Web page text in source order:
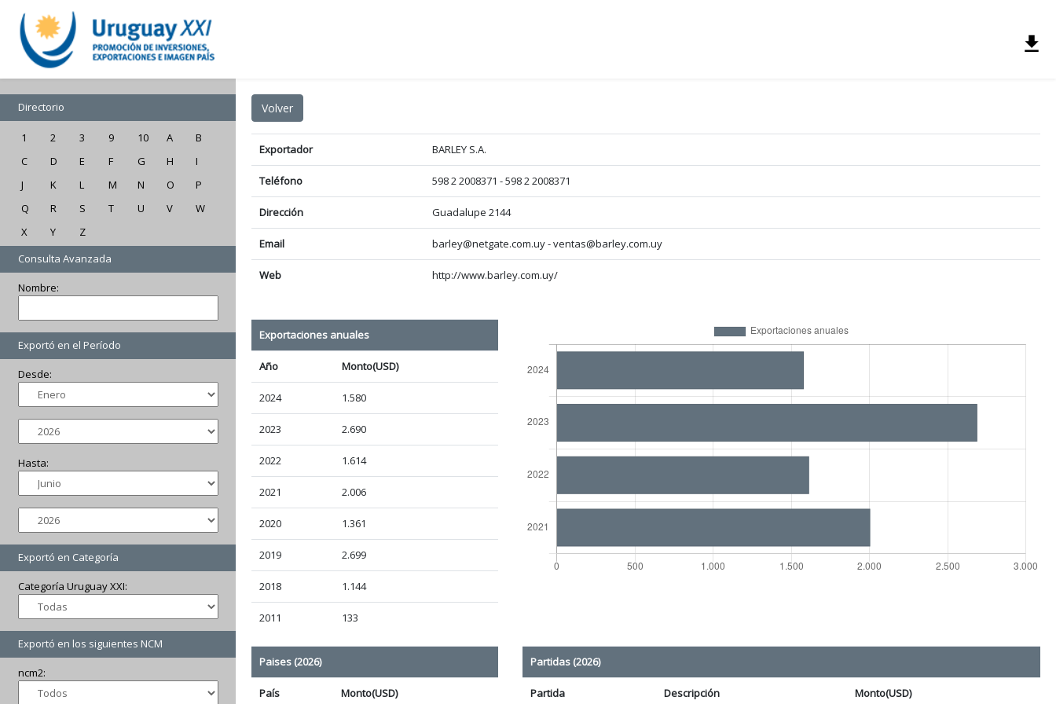
Directorio
1 2 3 9 10 A
B
C
D E F G H
I
J
K L M N O
P
Q
R S T U V
W
X
Y
Z
Consulta Avanzada
Nombre:
Exportó en el Período
Desde:
Hasta:
Exportó en Categoría
Categoría Uruguay XXI:
Exportó en los siguientes NCM
ncm2:
Exportador BARLEY S.A.
Teléfono 598 2 2008371 - 598 2 2008371
Dirección Guadalupe 2144
Email barley@netgate.com.uy - ventas@barley.com.uy
Web http://www.barley.com.uy/
Exportaciones anuales
Año Monto(USD)
2024 1.580
2023 2.690
2022 1.614
2021 2.006
2020 1.361
2019 2.699
2018 1.144
2011 133
Paises (2026)
País Monto(USD)
Partidas (2026)
Partida Descripción Monto(USD)